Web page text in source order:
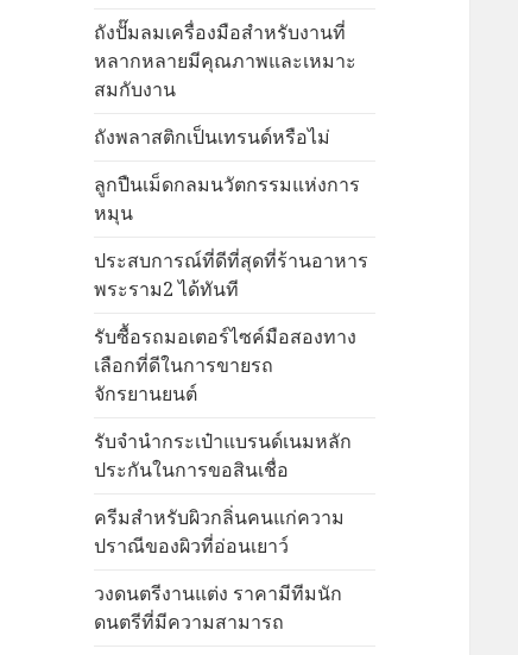
ถังปั๊มลมเครื่องมือสำหรับงานที่
หลากหลายมีคุณภาพและเหมาะ
สมกับงาน
ถังพลาสติกเป็นเทรนด์หรือไม่
ลูกปืนเม็ดกลมนวัตกรรมแห่งการ
หมุน
ประสบการณ์ที่ดีที่สุดที่ร้านอาหาร
พระราม2 ได้ทันที
รับซื้อรถมอเตอร์ไซค์มือสองทาง
เลือกที่ดีในการขายรถ
จักรยานยนต์
รับจำนำกระเป๋าแบรนด์เนมหลัก
ประกันในการขอสินเชื่อ
ครีมสำหรับผิวกลิ่นคนแก่ความ
ปราณีของผิวที่อ่อนเยาว์
วงดนตรีงานแต่ง ราคามีทีมนัก
ดนตรีที่มีความสามารถ